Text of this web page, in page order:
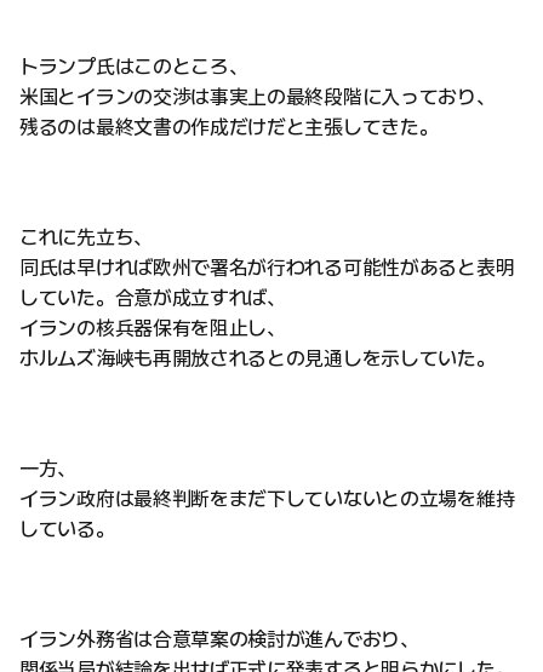
トランプ氏はこのところ、
米国とイランの交渉は事実上の最終段階に入っており、
残るのは最終文書の作成だけだと主張してきた。
これに先立ち、
同氏は早ければ欧州で署名が行われる可能性があると表明
していた。合意が成立すれば、
イランの核兵器保有を阻止し、
ホルムズ海峡も再開放されるとの見通しを示していた。
一方、
イラン政府は最終判断をまだ下していないとの立場を維持
している。
イラン外務省は合意草案の検討が進んでおり、